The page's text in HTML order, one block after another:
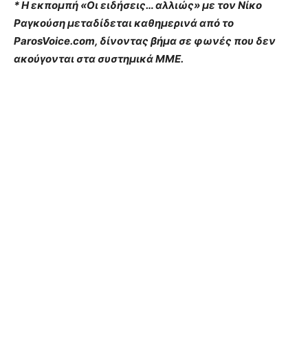
* Η εκπομπή «Οι ειδήσεις… αλλιώς» με τον Νίκο
Ραγκούση μεταδίδεται καθημερινά από το
ParosVoice.com, δίνοντας βήμα σε φωνές που δεν
ακούγονται στα συστημικά ΜΜΕ.